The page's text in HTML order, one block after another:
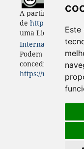
A partir de 2023,
de https://
uma Licença
Internacional . CC
Podem estar
concedidas no
https://